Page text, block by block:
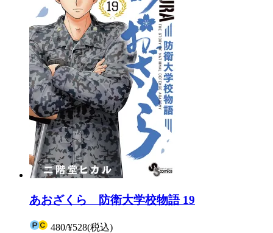
あおざくら 防衛大学校物語 19
480/¥528(税込)